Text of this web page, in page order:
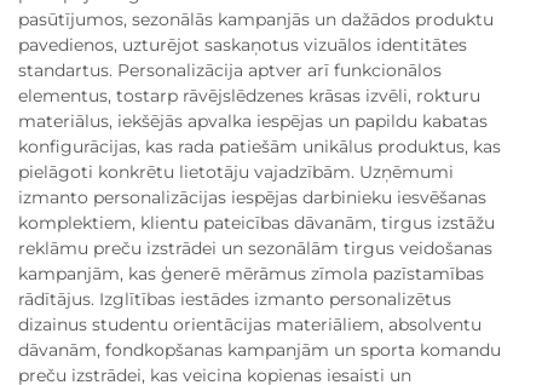
pasūtījumos, sezonālās kampanjās un dažādos produktu
pavedienos, uzturējot saskaņotus vizuālos identitātes
standartus. Personalizācija aptver arī funkcionālos
elementus, tostarp rāvējslēdzenes krāsas izvēli, rokturu
materiālus, iekšējās apvalka iespējas un papildu kabatas
konfigurācijas, kas rada patiešām unikālus produktus, kas
pielāgoti konkrētu lietotāju vajadzībām. Uzņēmumi
izmanto personalizācijas iespējas darbinieku iesvēšanas
komplektiem, klientu pateicības dāvanām, tirgus izstāžu
reklāmu preču izstrādei un sezonālām tirgus veidošanas
kampanjām, kas ģenerē mērāmus zīmola pazīstamības
rādītājus. Izglītības iestādes izmanto personalizētus
dizainus studentu orientācijas materiāliem, absolventu
dāvanām, fondkopšanas kampanjām un sporta komandu
preču izstrādei, kas veicina kopienas iesaisti un